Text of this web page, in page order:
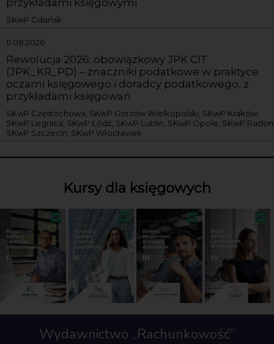
przykładami księgowymi
SKwP Gdańsk
11.08.2026
Rewolucja 2026: obowiązkowy JPK CIT
(JPK_KR_PD) – znaczniki podatkowe w praktyce
oczami księgowego i doradcy podatkowego, z
przykładami księgowań
SKwP Częstochowa, SKwP Gorzów Wielkopolski, SKwP Kraków,
SKwP Legnica, SKwP Łódź, SKwP Lublin, SKwP Opole, SKwP
SKwP Szczecin, SKwP Włocławek
Kursy dla księgowych
Wydawnictwo „Rachunkowość”